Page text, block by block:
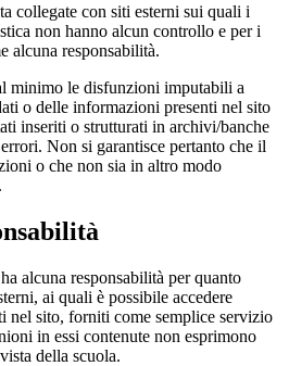
collegate con siti esterni sui quali i
non hanno alcun controllo e per i
alcuna responsabilità.
minimo le disfunzioni imputabili a
o delle informazioni presenti nel sito
inseriti o strutturati in archivi/banche
Non si garantisce pertanto che il
o che non sia in altro modo
alcuna responsabilità per quanto
ai quali è possibile accedere
nel sito, forniti come semplice servizio
in essi contenute non esprimono
della scuola.